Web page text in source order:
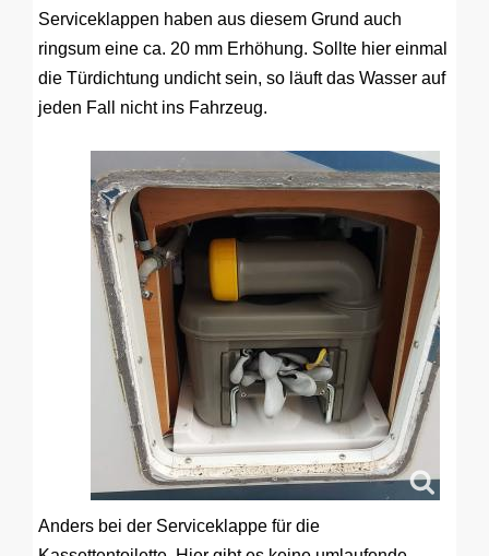
Serviceklappen haben aus diesem Grund auch
ringsum eine ca. 20 mm Erhöhung. Sollte hier einmal
die Türdichtung undicht sein, so läuft das Wasser auf
jeden Fall nicht ins Fahrzeug.
Anders bei der Serviceklappe für die